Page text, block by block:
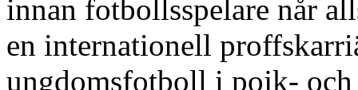
innan fotbollsspelare når
en internationell
ungdomsfotboll i pojk-